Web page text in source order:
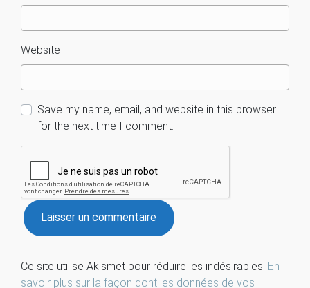
Website
Save my name, email, and website in this browser
for the next time I comment.
Ce site utilise Akismet pour réduire les indésirables. En
savoir plus sur la façon dont les données de vos